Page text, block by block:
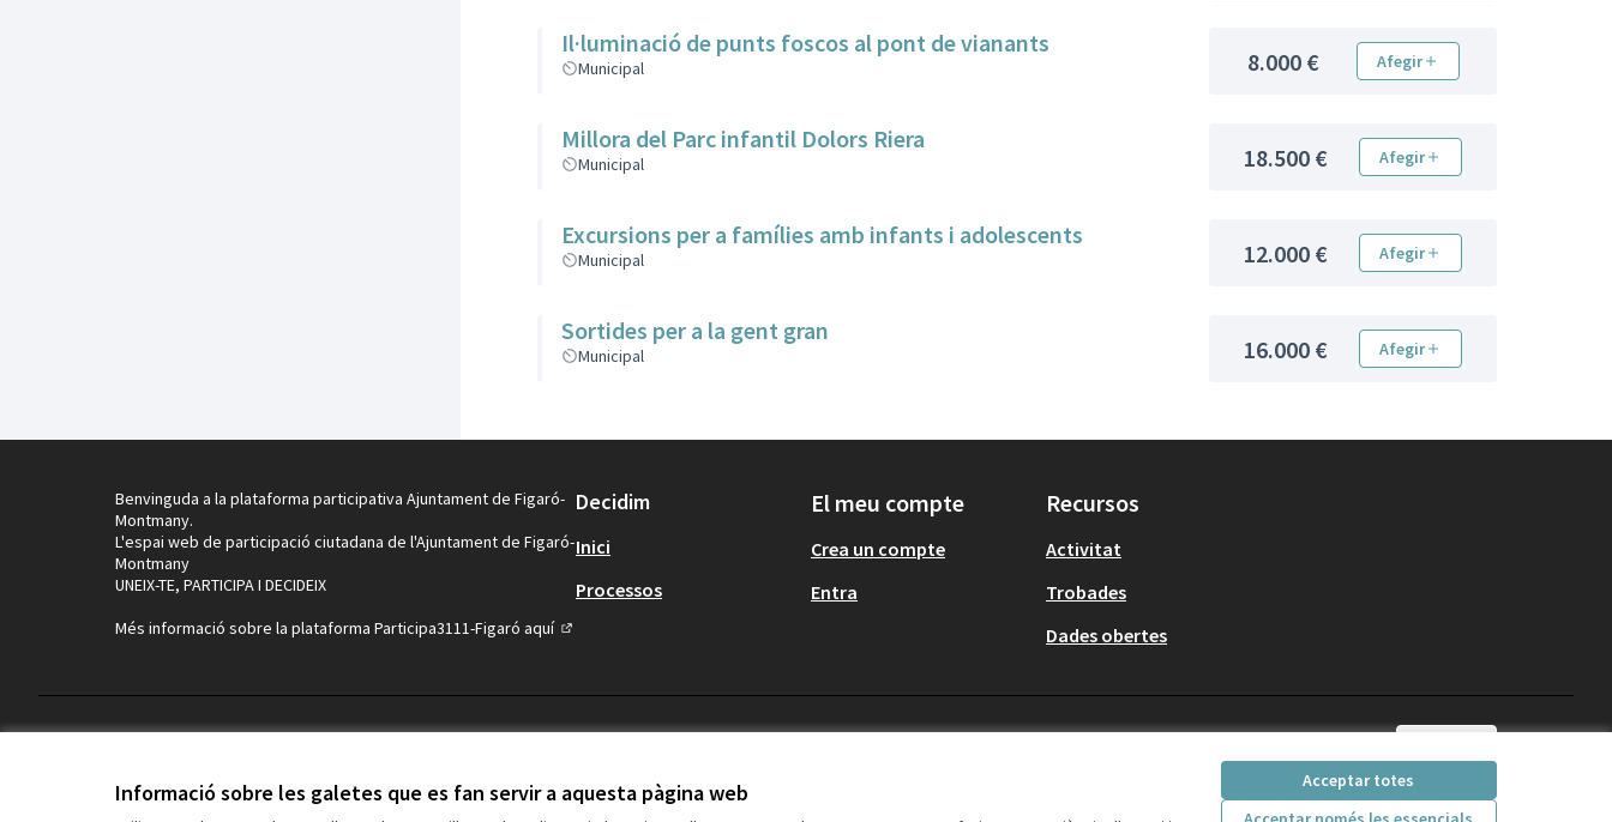
Informació sobre les galetes que es fan servir a aquesta pàgina web
Acceptar totes
Il·luminació de punts foscos al pont de vianants
Municipal 8.000 € Afegir
Millora del Parc infantil Dolors Riera
Municipal 18.500 € Afegir
Excursions per a famílies amb infants i adolescents
Municipal 12.000 € Afegir
Sortides per a la gent gran
Municipal 16.000 € Afegir
Benvinguda a la plataforma participativa Ajuntament de Figaró-
Montmany.
L'espai web de participació ciutadana de l'Ajuntament de Figaró-
Montmany
UNEIX-TE, PARTICIPA I DECIDEIX
Més informació sobre la plataforma Participa3111-Figaró aquí
Decidim
Inici
Processos
El meu compte
Crea un compte
Entra
Recursos
Activitat
Trobades
Dades obertes